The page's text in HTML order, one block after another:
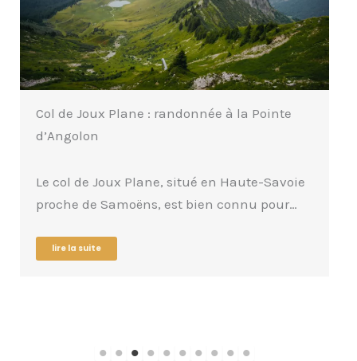
Col de Joux Plane : randonnée à la Pointe
d’Angolon
Le col de Joux Plane, situé en Haute-Savoie
proche de Samoëns, est bien connu pour…
lire la suite